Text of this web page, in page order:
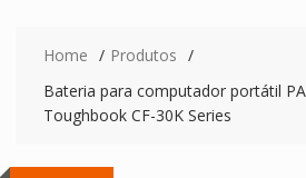
Home
Produtos
Bateria para computador portátil
Toughbook CF-30K Series